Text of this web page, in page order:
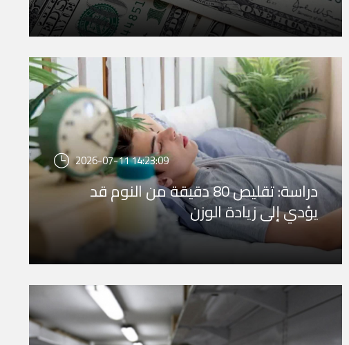
2026-07-11 14:23:09
دراسة: تقليص 80 دقيقة من النوم قد
يؤدي إلى زيادة الوزن